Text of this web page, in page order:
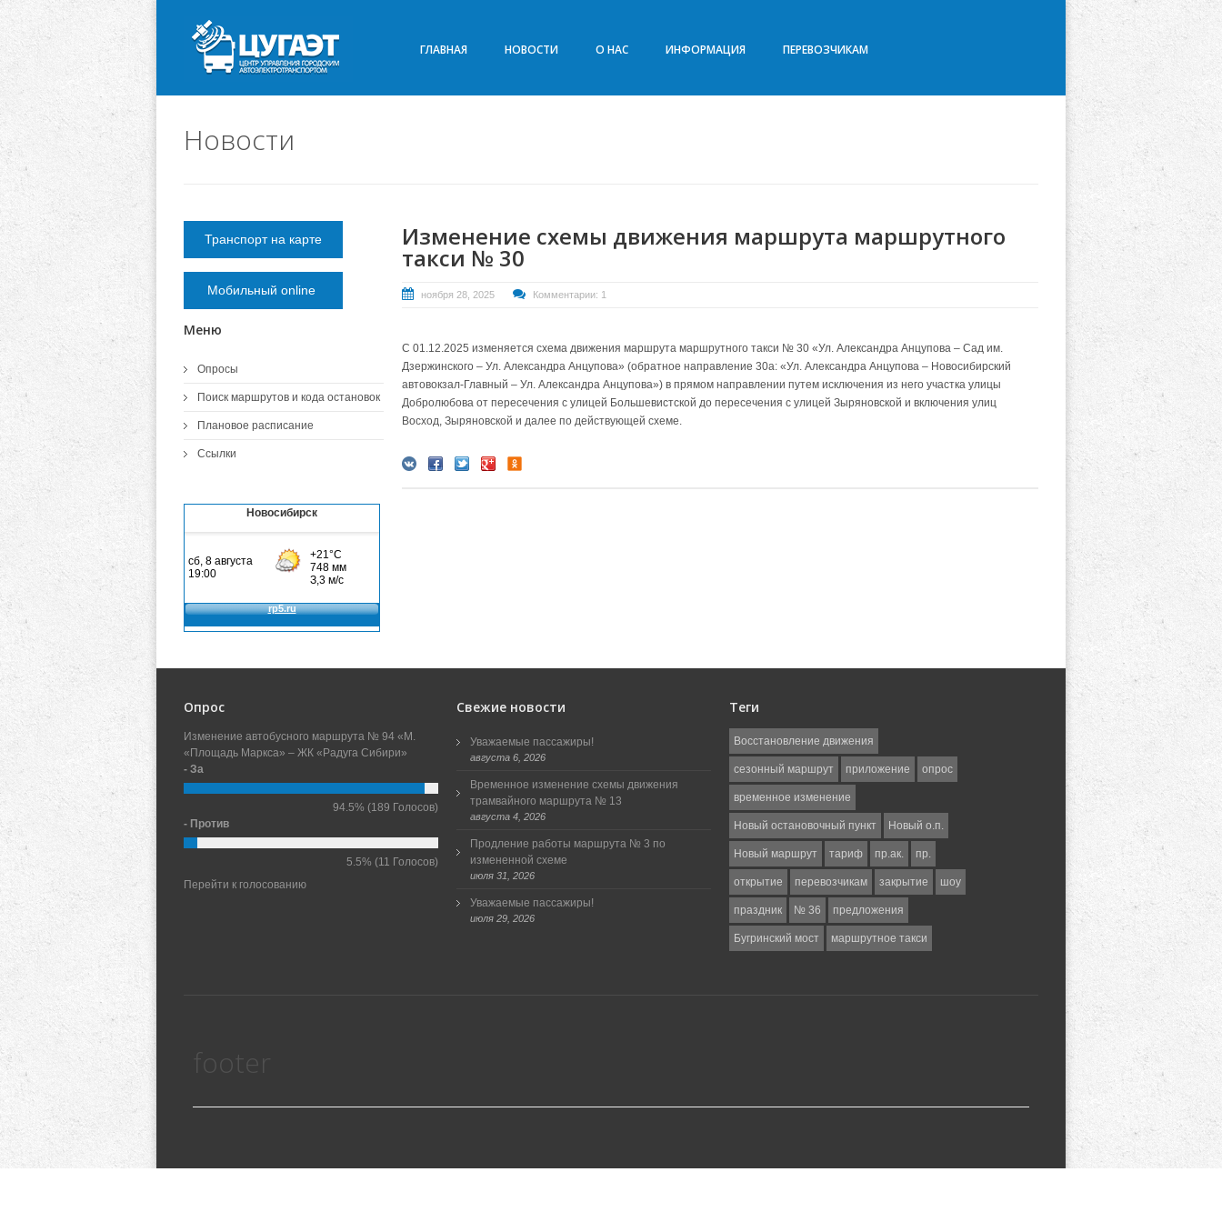
ГЛАВНАЯ НОВОСТИ О НАС ИНФОРМАЦИЯ ПЕРЕВОЗЧИКАМ
Новости
Изменение схемы движения маршрута маршрутного
такси № 30
ноября 28, 2025 Комментарии: 1
С 01.12.2025 изменяется схема движения маршрута маршрутного такси № 30 «Ул. Александра Анцупова – Сад им.
Дзержинского – Ул. Александра Анцупова» (обратное направление 30а: «Ул. Александра Анцупова – Новосибирский
автовокзал-Главный – Ул. Александра Анцупова») в прямом направлении путем исключения из него участка улицы
Добролюбова от пересечения с улицей Большевистской до пересечения с улицей Зыряновской и включения улиц
Восход, Зыряновской и далее по действующей схеме.
Транспорт на карте
Мобильный online
Меню
Опросы
Поиск маршрутов и кода остановок
Плановое расписание
Ссылки
Новосибирск
Опрос
Изменение автобусного маршрута № 94 «М.
«Площадь Маркса» – ЖК «Радуга Сибири»
- За
94.5% (189 Голосов)
- Против
5.5% (11 Голосов)
Перейти к голосованию
Свежие новости
Уважаемые пассажиры!
августа 6, 2026
Временное изменение схемы движения
трамвайного маршрута № 13
августа 4, 2026
Продление работы маршрута № 3 по
измененной схеме
июля 31, 2026
Уважаемые пассажиры!
июля 29, 2026
Теги
Восстановление движения
сезонный маршрут приложение опрос
временное изменение
Новый остановочный пункт Новый о.п.
Новый маршрут тариф пр.ак. пр.
открытие перевозчикам закрытие шоу
праздник № 36 предложения
Бугринский мост маршрутное такси
footer